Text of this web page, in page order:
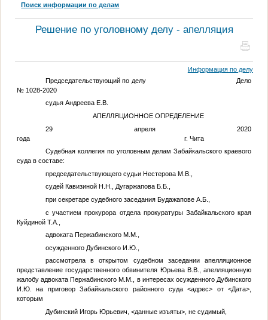
Поиск информации по делам
Решение по уголовному делу - апелляция
Информация по делу
Председательствующий по делу Дело
№ 1028-2020
судья Андреева Е.В.
АПЕЛЛЯЦИОННОЕ ОПРЕДЕЛЕНИЕ
29 апреля 2020
года г. Чита
Судебная коллегия по уголовным делам Забайкальского краевого
суда в составе:
председательствующего судьи Нестерова М.В.,
судей Кавизиной Н.Н., Дугаржапова Б.Б.,
при секретаре судебного заседания Будажапове А.Б.,
с участием прокурора отдела прокуратуры Забайкальского края
Куйдиной Т.А.,
адвоката Пержабинского М.М.,
осужденного Дубинского И.Ю.,
рассмотрела в открытом судебном заседании апелляционное
представление государственного обвинителя Юрьева В.В., апелляционную
жалобу адвоката Пержабинского М.М., в интересах осужденного Дубинского
И.Ю. на приговор Забайкальского районного суда<адрес> от<Дата>
которым
Дубинский Игорь Юрьевич, <данные изъяты>, не судимый,